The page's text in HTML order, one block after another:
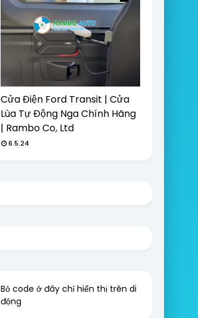
Cửa Điện Ford Transit | Cửa
Lùa Tự Động Nga Chính Hãng
| Rambo Co, Ltd
6.5.24
Bỏ code ở đây chỉ hiển thị trên di
động